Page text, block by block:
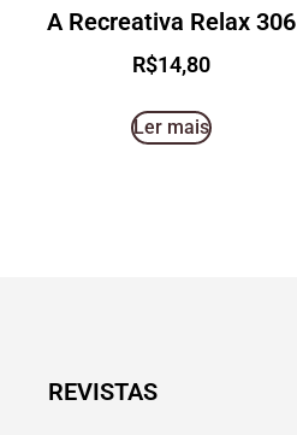
A Recreativa Relax 306
R$14,80
Ler mais
REVISTAS